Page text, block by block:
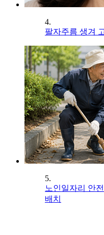
4.
팔자주름 생겨
5.
노인일자리 안
배치